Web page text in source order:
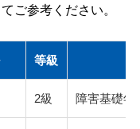
ご参考ください。
等級
2級 障害基礎年